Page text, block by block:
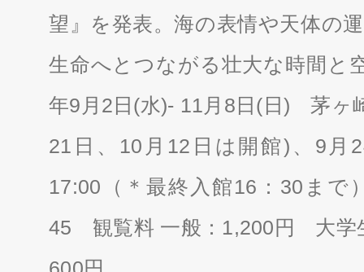
望』を発表。海の表情や天体の
生命へとつながる壮大な時間と
年9月2日(水)- 11月8日(日) 茅ヶ
21日、10月12日は開館)、9
17:00（＊最終入館16：30まで
45 観覧料 一般：1,200円 大学